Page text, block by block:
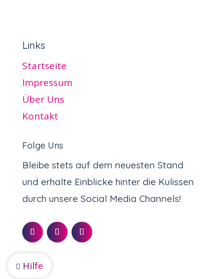
 Hilfe
Links
Startseite
Impressum
Über Uns
Kontakt
Folge Uns
Bleibe stets auf dem neuesten Stand
und erhalte Einblicke hinter die Kulissen
durch unsere Social Media Channels!